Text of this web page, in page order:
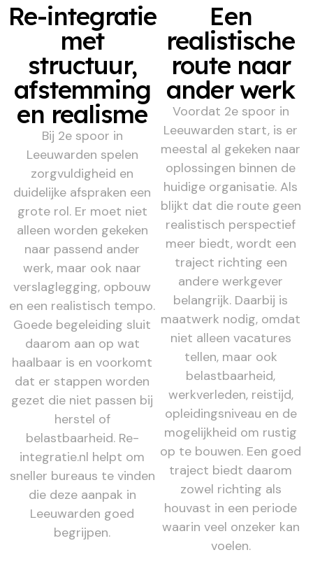
Re-integratie
met
structuur,
afstemming
en realisme
Bij 2e spoor in
Leeuwarden spelen
zorgvuldigheid en
duidelijke afspraken een
grote rol. Er moet niet
alleen worden gekeken
naar passend ander
werk, maar ook naar
verslaglegging, opbouw
en een realistisch tempo.
Goede begeleiding sluit
daarom aan op wat
haalbaar is en voorkomt
dat er stappen worden
gezet die niet passen bij
herstel of
belastbaarheid. Re-
integratie.nl helpt om
sneller bureaus te vinden
die deze aanpak in
Leeuwarden goed
begrijpen.
Een
realistische
route naar
ander werk
Voordat 2e spoor in
Leeuwarden start, is er
meestal al gekeken naar
oplossingen binnen de
huidige organisatie. Als
blijkt dat die route geen
realistisch perspectief
meer biedt, wordt een
traject richting een
andere werkgever
belangrijk. Daarbij is
maatwerk nodig, omdat
niet alleen vacatures
tellen, maar ook
belastbaarheid,
werkverleden, reistijd,
opleidingsniveau en de
mogelijkheid om rustig
op te bouwen. Een goed
traject biedt daarom
zowel richting als
houvast in een periode
waarin veel onzeker kan
voelen.